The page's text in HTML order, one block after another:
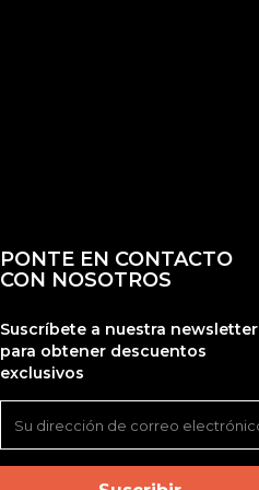
PONTE EN CONTACTO
CON NOSOTROS
Suscríbete a nuestra newsletter
para obtener descuentos
exclusivos